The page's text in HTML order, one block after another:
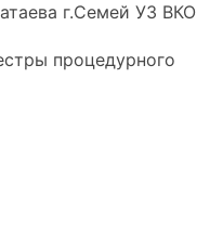
г.Семей УЗ ВКО
процедурного